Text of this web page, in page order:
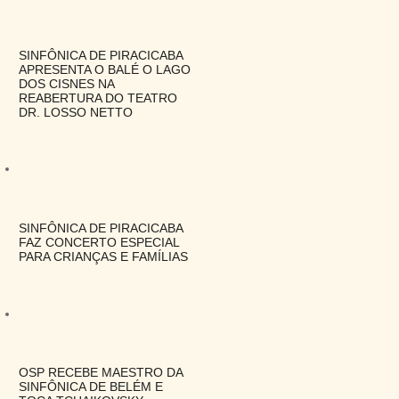
SINFÔNICA DE PIRACICABA
APRESENTA O BALÉ O LAGO
DOS CISNES NA
REABERTURA DO TEATRO
DR. LOSSO NETTO
SINFÔNICA DE PIRACICABA
FAZ CONCERTO ESPECIAL
PARA CRIANÇAS E FAMÍLIAS
OSP RECEBE MAESTRO DA
SINFÔNICA DE BELÉM E